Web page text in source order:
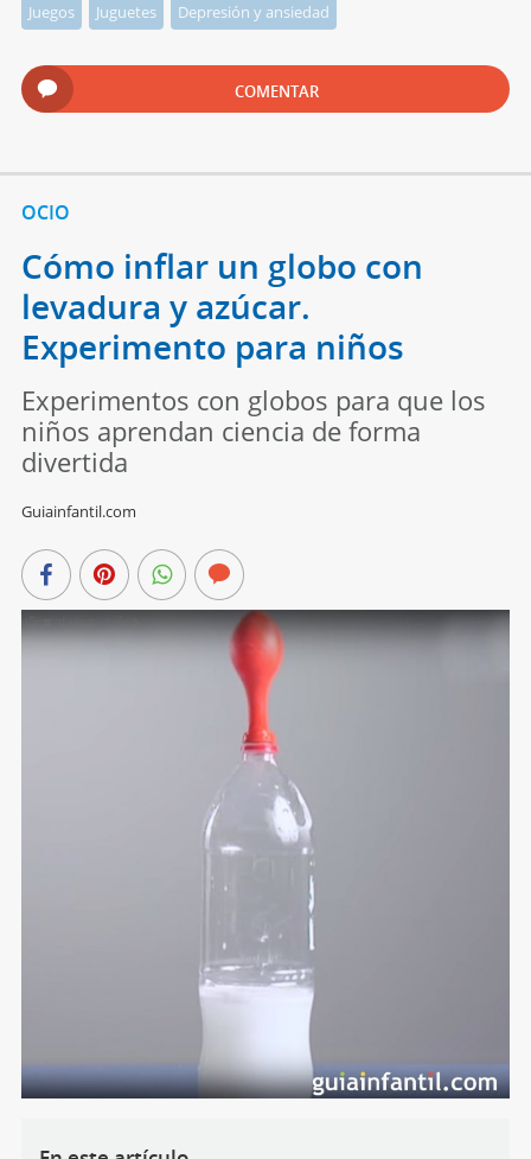
Juegos Juguetes Depresión y ansiedad
COMENTAR
OCIO
Cómo inflar un globo con
levadura y azúcar.
Experimento para niños
Experimentos con globos para que los
niños aprendan ciencia de forma
divertida
Guiainfantil.com